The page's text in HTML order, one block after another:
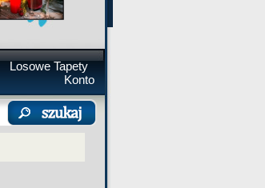
Losowe Tapety
Konto